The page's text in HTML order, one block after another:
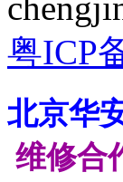
粤ICP
北京华
维修合